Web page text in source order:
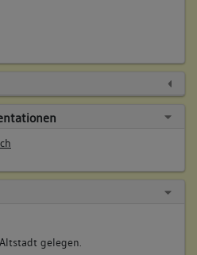
App, Hans
gelegen.